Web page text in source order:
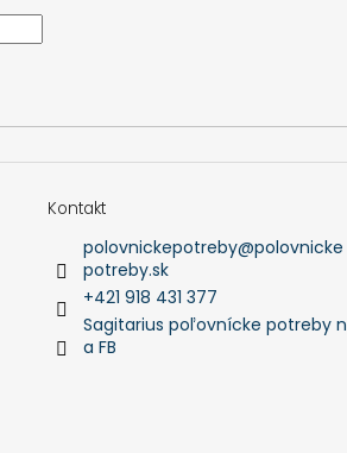
Kontakt
polovnickepotreby@polovnicke
potreby.sk
+421 918 431 377
Sagitarius poľovnícke potreby n
a FB